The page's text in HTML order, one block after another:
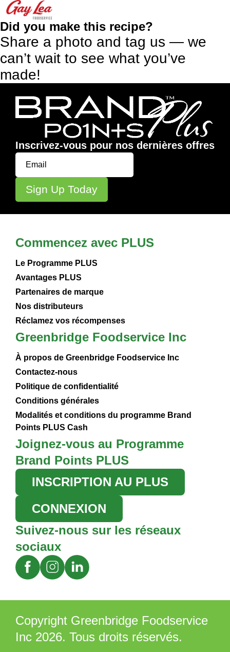
Did you make this recipe?
Share a photo and tag us — we
can’t wait to see what you’ve
made!
Inscrivez-vous pour nos dernières offres
Commencez avec PLUS
Le Programme PLUS
Avantages PLUS
Partenaires de marque
Nos distributeurs
Réclamez vos récompenses
Greenbridge Foodservice Inc
À propos de Greenbridge Foodservice Inc
Contactez-nous
Politique de confidentialité
Conditions générales
Modalités et conditions du programme Brand
Points PLUS Cash
Joignez-vous au Programme
Brand Points PLUS
INSCRIPTION AU PLUS
CONNEXION
Suivez-nous sur les réseaux
sociaux
Copyright Greenbridge Foodservice
Inc 2026. Tous droits réservés.